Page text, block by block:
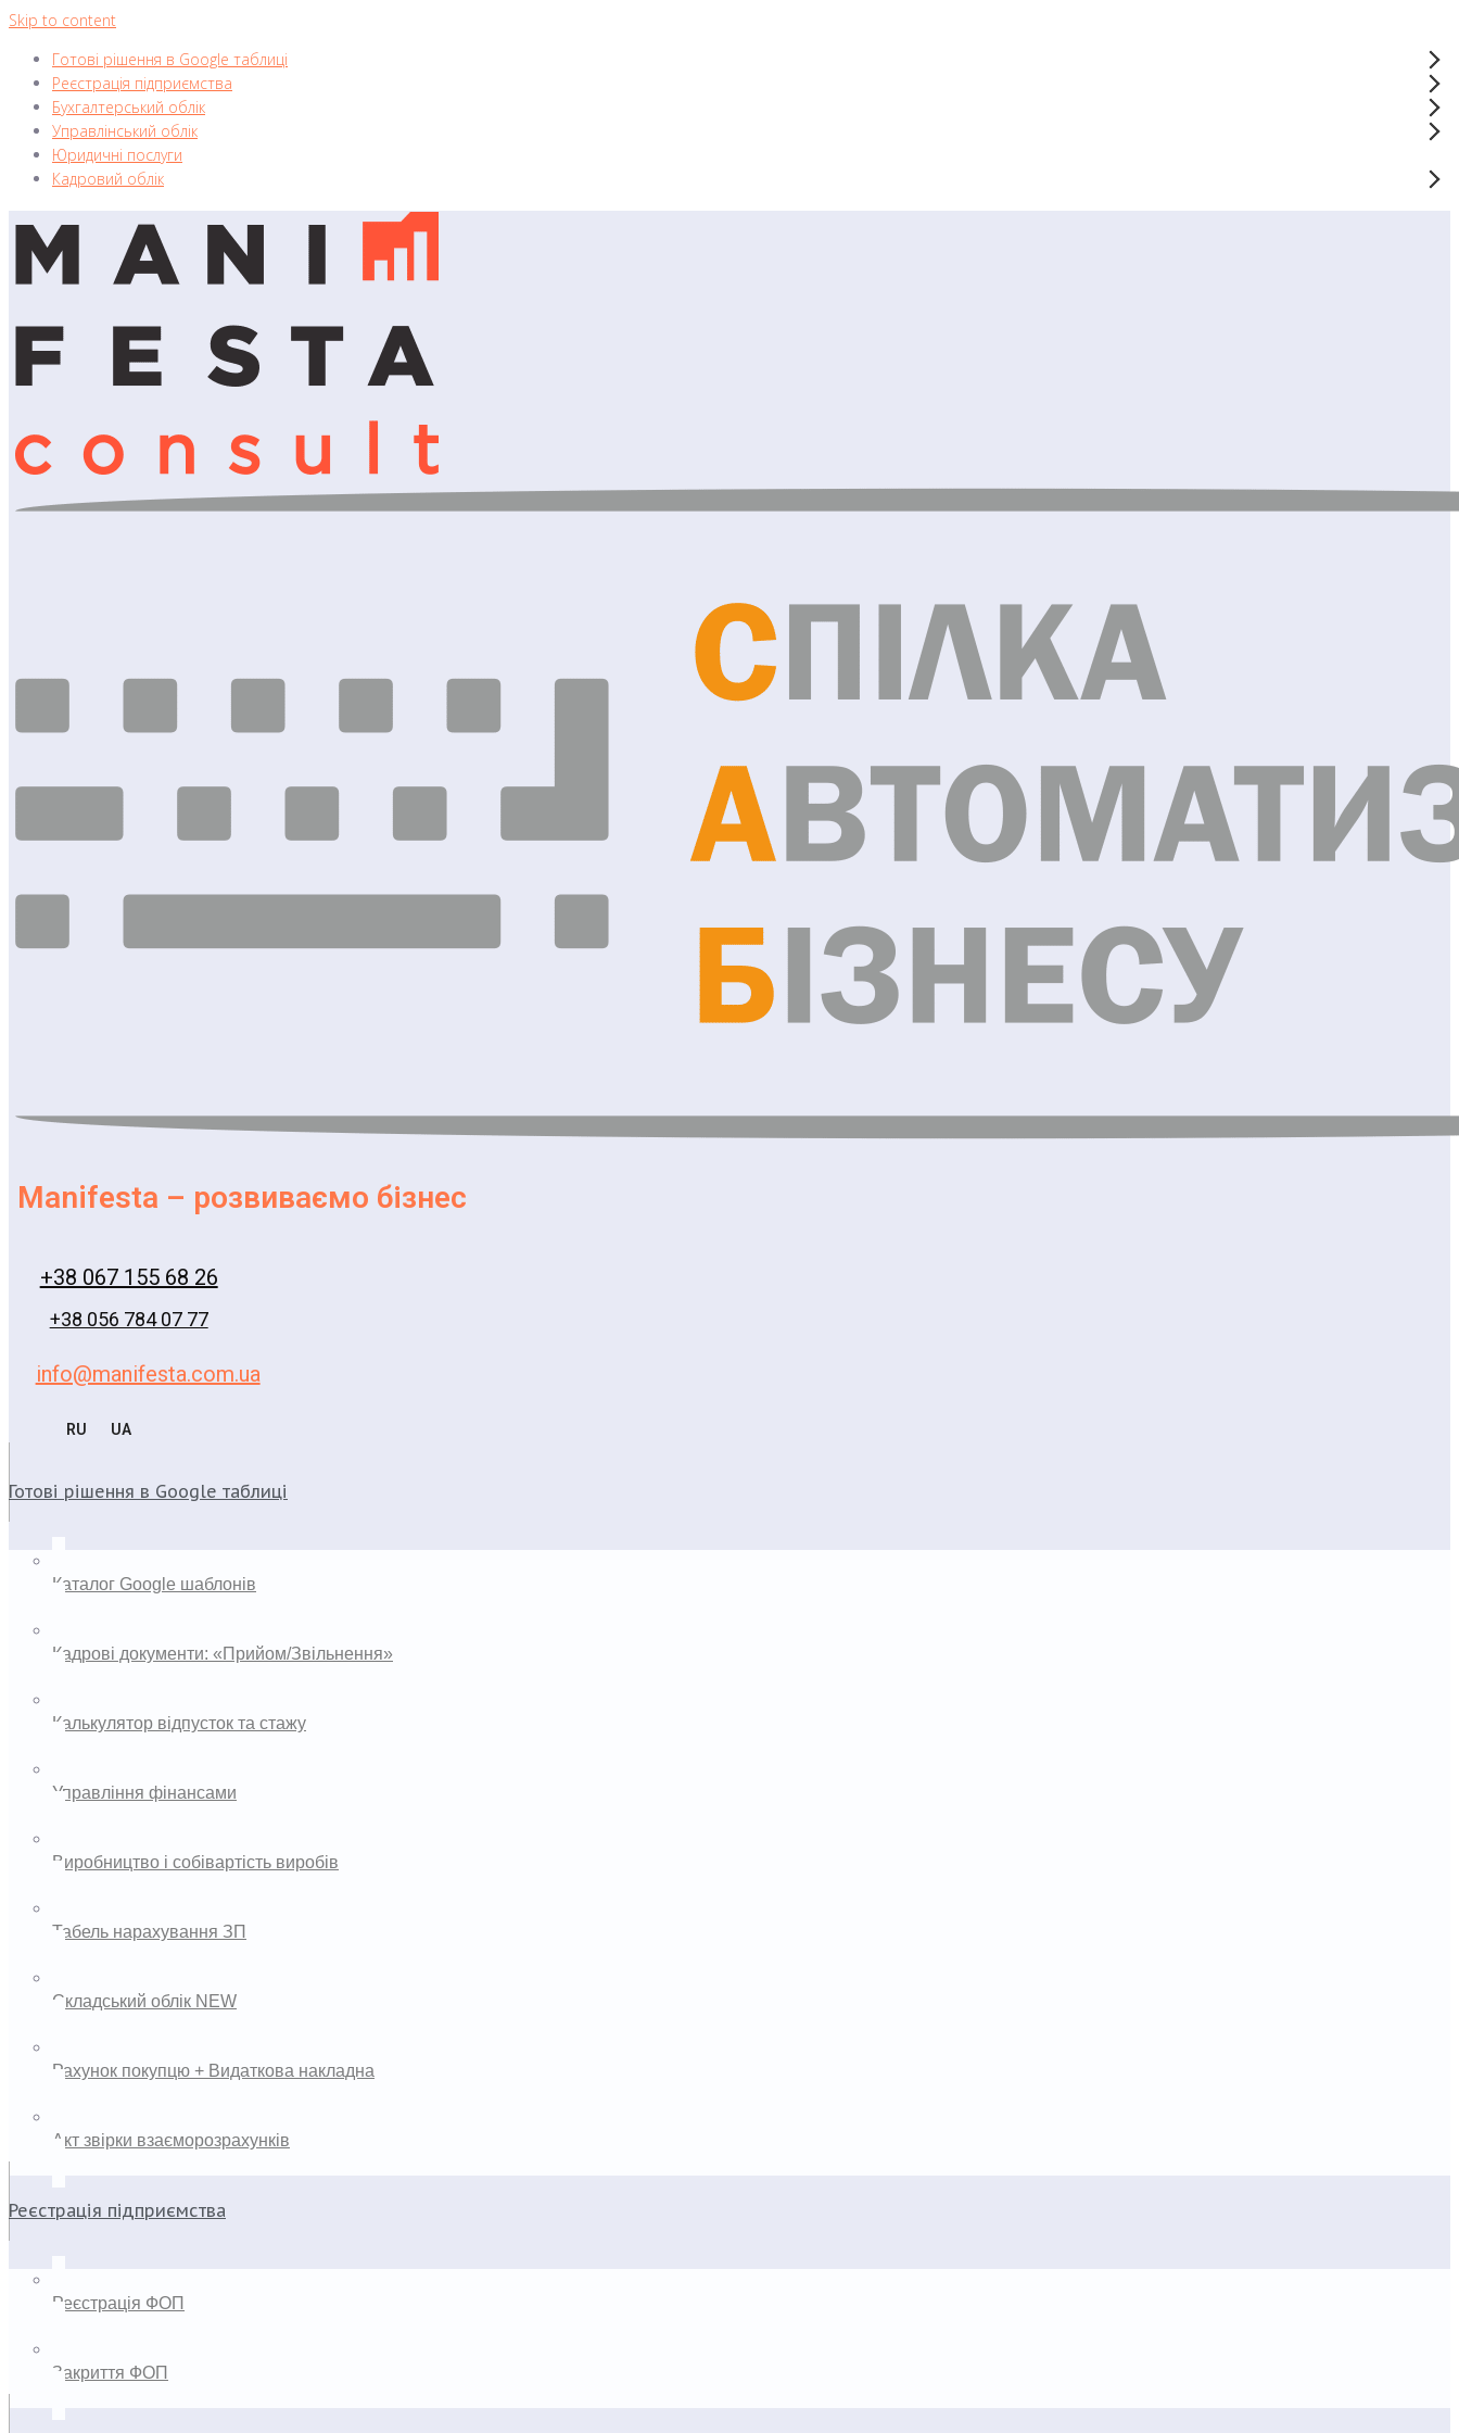
Skip to content
Готові рішення в Google таблиці
Реєстрація підприємства
Бухгалтерський облік
Управлінський облік
Юридичні послуги
Кадровий облік
Manifesta – розвиваємо бізнес
+38 067 155 68 26
+38 056 784 07 77
info@manifesta.com.ua
Готові рішення в Google таблиці
Каталог Google шаблонів
Кадрові документи: «Прийом/Звільнення»
Калькулятор відпусток та стажу
Управління фінансами
Виробництво і собівартість виробів
Табель нарахування ЗП
Складський облік NEW
Рахунок покупцю + Видаткова накладна
Акт звірки взаєморозрахунків
Реєстрація підприємства
Реєстрація ФОП
Закриття ФОП